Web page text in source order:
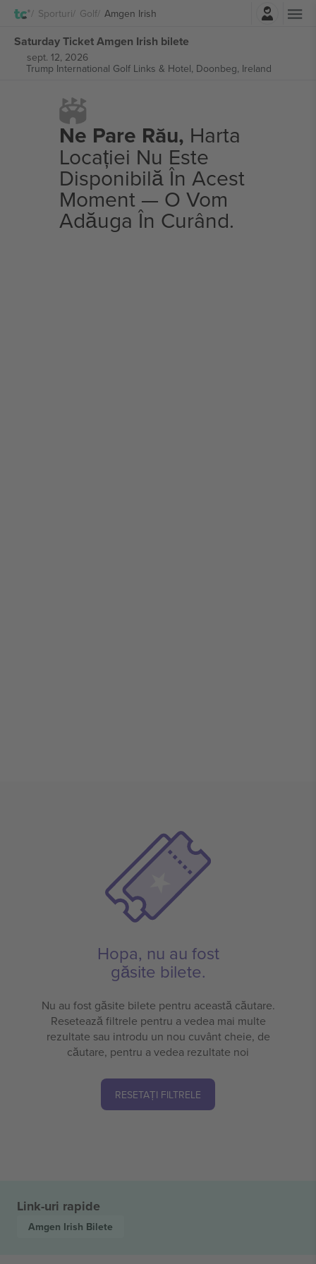
Sporturi Golf Amgen Irish
Saturday Ticket Amgen Irish bilete
sept. 12, 2026
Trump International Golf Links & Hotel, Doonbeg, Ireland
Ne Pare Rău, Harta
Locației Nu Este
Disponibilă În Acest
Moment — O Vom
Adăuga În Curând.
Hopa, nu au fost
găsite bilete.
Nu au fost găsite bilete pentru această căutare.
Resetează filtrele pentru a vedea mai multe
rezultate sau introdu un nou cuvânt cheie, de
căutare, pentru a vedea rezultate noi
RESETAȚI FILTRELE
Link-uri rapide
Amgen Irish Bilete